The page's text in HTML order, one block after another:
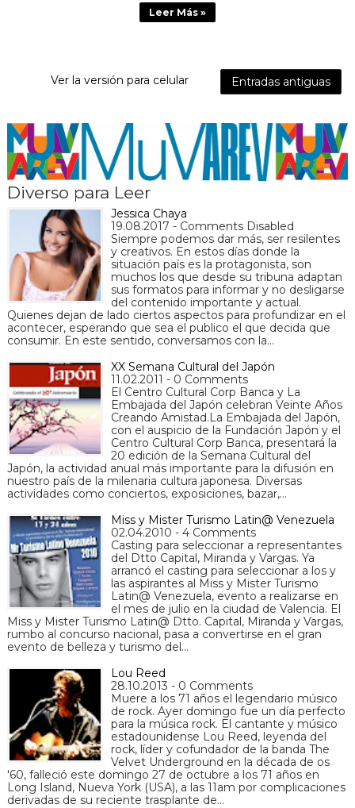
Leer Más »
Entradas antiguas
Ver la versión para celular
Diverso para Leer
Jessica Chaya
19.08.2017 - Comments Disabled
Siempre podemos dar más, ser resilentes
y creativos. En estos días donde la
situación país es la protagonista, son
muchos los que desde su tribuna adaptan
sus formatos para informar y no desligarse
del contenido importante y actual.
Quienes dejan de lado ciertos aspectos para profundizar en el
acontecer, esperando que sea el publico el que decida que
consumir. En este sentido, conversamos con la…
XX Semana Cultural del Japón
11.02.2011 - 0 Comments
El Centro Cultural Corp Banca y La
Embajada del Japón celebran Veinte Años
Creando Amistad.La Embajada del Japón,
con el auspicio de la Fundación Japón y el
Centro Cultural Corp Banca, presentará la
20 edición de la Semana Cultural del
Japón, la actividad anual más importante para la difusión en
nuestro país de la milenaria cultura japonesa. Diversas
actividades como conciertos, exposiciones, bazar,…
Miss y Mister Turismo Latin@ Venezuela
02.04.2010 - 4 Comments
Casting para seleccionar a representantes
del Dtto Capital, Miranda y Vargas. Ya
arrancó el casting para seleccionar a los y
las aspirantes al Miss y Mister Turismo
Latin@ Venezuela, evento a realizarse en
el mes de julio en la ciudad de Valencia. El
Miss y Mister Turismo Latin@ Dtto. Capital, Miranda y Vargas,
rumbo al concurso nacional, pasa a convertirse en el gran
evento de belleza y turismo del…
Lou Reed
28.10.2013 - 0 Comments
Muere a los 71 años el legendario músico
de rock. Ayer domingo fue un día perfecto
para la música rock. El cantante y músico
estadounidense Lou Reed, leyenda del
rock, líder y cofundador de la banda The
Velvet Underground en la década de os
'60, falleció este domingo 27 de octubre a los 71 años en
Long Island, Nueva York (USA), a las 11am por complicaciones
derivadas de su reciente trasplante de…